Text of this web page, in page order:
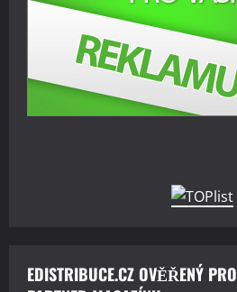
EDISTRIBUCE.CZ OVĚŘENÝ